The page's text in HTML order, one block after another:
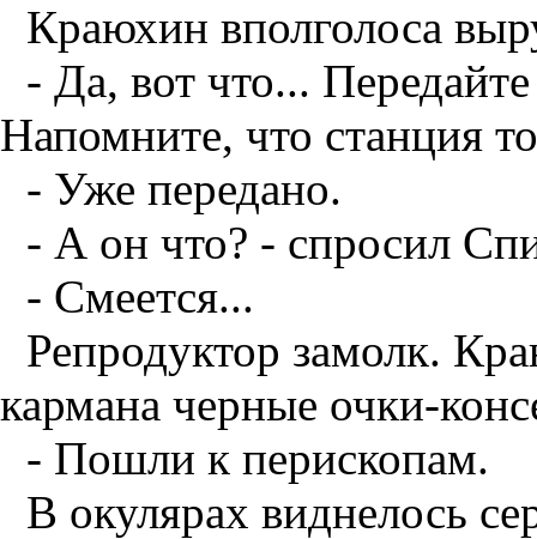
Краюхин вполголоса
- Да, вот что...
Напомните, что станция
- Уже передано.
- А он что? - спросил
- Смеется...
Репродуктор замолк.
кармана черные очки-
- Пошли к перископам.
В окулярах виднелось